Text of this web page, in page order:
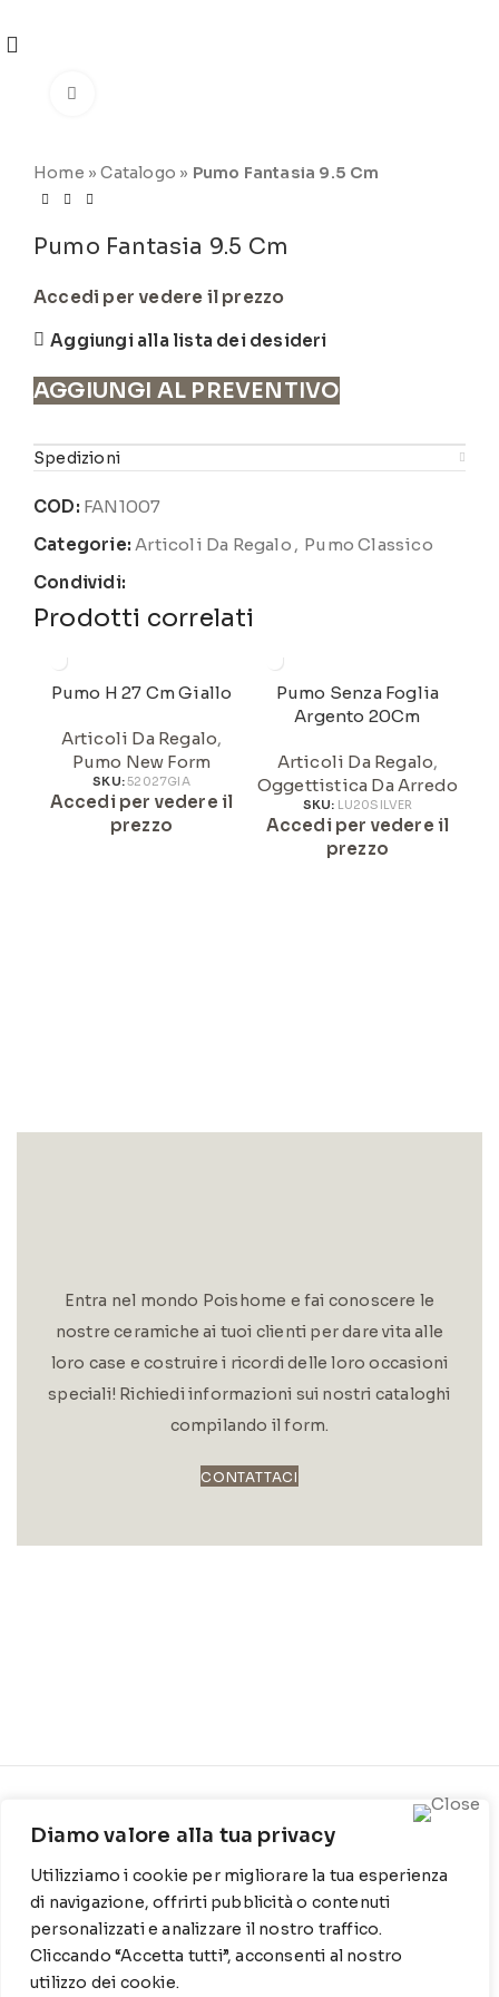
Diamo valore alla tua privacy
Utilizziamo i cookie per migliorare la tua esperienza
di navigazione, offrirti pubblicità o contenuti
personalizzati e analizzare il nostro traffico.
Cliccando “Accetta tutti”, acconsenti al nostro
utilizzo dei cookie.
Home »Catalogo » Pumo Fantasia 9.5 Cm
Pumo Fantasia 9.5 Cm
Accedi per vedere il prezzo
Aggiungi alla lista dei desideri
AGGIUNGI AL PREVENTIVO
Spedizioni
COD: FAN1007
Categorie: Articoli Da Regalo , Pumo Classico
Condividi:
Prodotti correlati
Pumo H 27 Cm Giallo
Articoli Da Regalo,
Pumo New Form
SKU:52027GIA
Accedi per vedere il
prezzo
Pumo Senza Foglia
Argento 20Cm
Articoli Da Regalo,
Oggettistica Da Arredo
SKU: LU20SILVER
Accedi per vedere il
prezzo
Entra nel mondo Poishome e fai conoscere le
nostre ceramiche ai tuoi clienti per dare vita alle
loro case e costruire i ricordi delle loro occasioni
speciali! Richiedi informazioni sui nostri cataloghi
compilando il form.
CONTATTACI
1316 - 70044 Polignano a
mare
T
WZ: 329 6510725
Cookie Policy
Privacy Policy